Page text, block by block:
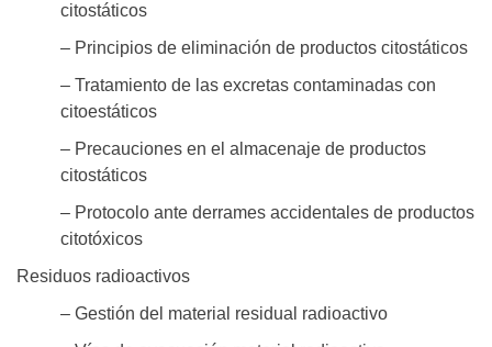
citostáticos
– Principios de eliminación de productos citostáticos
– Tratamiento de las excretas contaminadas con
citoestáticos
– Precauciones en el almacenaje de productos
citostáticos
– Protocolo ante derrames accidentales de productos
citotóxicos
Residuos radioactivos
– Gestión del material residual radioactivo